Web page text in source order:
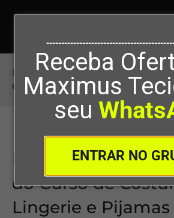
Receba
Maximus
seu
ENTRAR NO
Início>Baixe o Catálogo de
Costura Lingerie e Pijamas
Baixe o Catálogo
do Curso de
Lingerie e Pijamas